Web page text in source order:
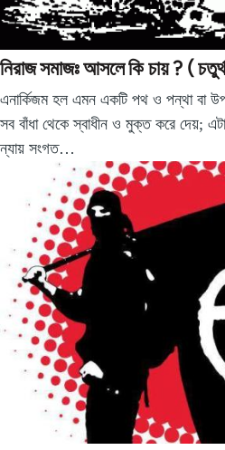
নিরাজ সমাজঃ আসলে কি চায় ? (
এনার্কিজম হল এমন একটি পথ ও পন্থা বা
সব বাঁধা থেকে স্বাধীন ও মুক্ত করে দেয়;
ন্যায় সংগত…